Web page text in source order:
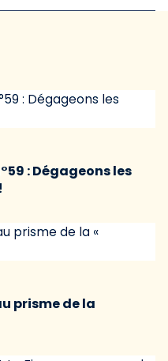
: Dégageons les
prisme de la